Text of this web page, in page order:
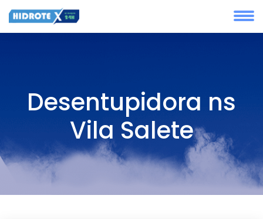
Desentupidora ns
Vila Salete